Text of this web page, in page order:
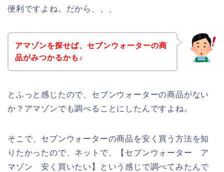
便利ですよね。だから、、、
アマゾンを探せば、セブンウォーターの商
品がみつかるかも♪
とふっと感じたので、セブンウォーターの商品がない
か？アマゾンでも調べることにしたんですよね。
そこで、セブンウォーターの商品を安く買う方法を知
りたかったので、ネットで、【セブンウォーター ア
マゾン 安く買いたい】という感じで調べてみたんで